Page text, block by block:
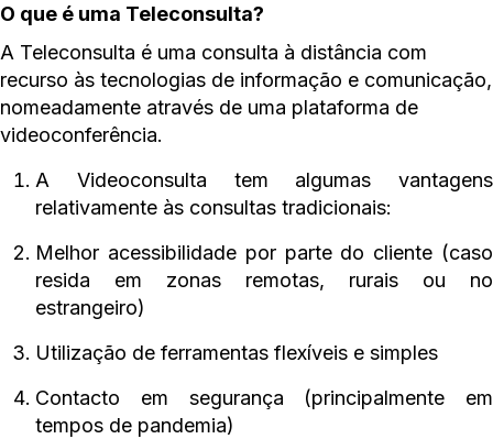
O que é uma Teleconsulta?
A Teleconsulta é uma consulta à distância com
recurso às tecnologias de informação e comunicação,
nomeadamente através de uma plataforma de
videoconferência.
A Videoconsulta tem algumas vantagens
relativamente às consultas tradicionais:
Melhor acessibilidade por parte do cliente (caso
resida em zonas remotas, rurais ou no
estrangeiro)
Utilização de ferramentas flexíveis e simples
Contacto em segurança (principalmente em
tempos de pandemia)